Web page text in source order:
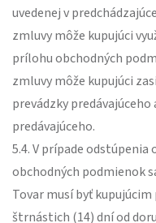
uvedenej v
zmluvy môže kupujúci
prílohu obchodných
zmluvy môže kupujúci
prevádzky
predávajúceho.
5.4. V prípade odstúpenia
obchodných podmienok
Tovar musí byť
štrnástich (14) dní od